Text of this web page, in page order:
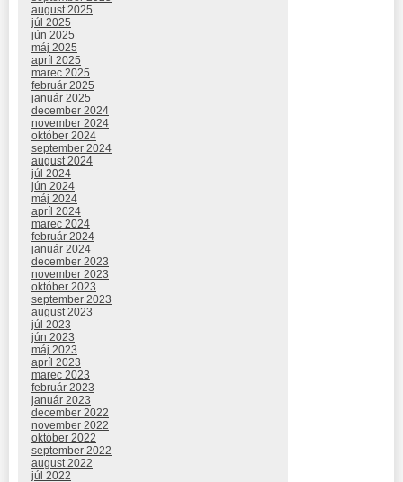
august 2025
júl 2025
jún 2025
máj 2025
apríl 2025
marec 2025
február 2025
január 2025
december 2024
november 2024
október 2024
september 2024
august 2024
júl 2024
jún 2024
máj 2024
apríl 2024
marec 2024
február 2024
január 2024
december 2023
november 2023
október 2023
september 2023
august 2023
júl 2023
jún 2023
máj 2023
apríl 2023
marec 2023
február 2023
január 2023
december 2022
november 2022
október 2022
september 2022
august 2022
júl 2022